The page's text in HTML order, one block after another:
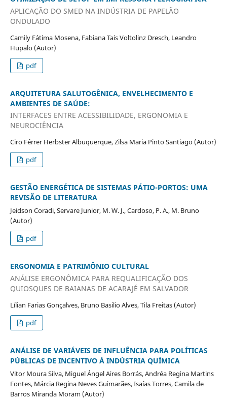
APLICAÇÃO DO SMED NA INDÚSTRIA DE PAPELÃO
ONDULADO
Camily Fátima Mosena, Fabiana Tais Voltolinz Dresch, Leandro
Hupalo (Autor)
pdf
ARQUITETURA SALUTOGÊNICA, ENVELHECIMENTO E
AMBIENTES DE SAÚDE:
INTERFACES ENTRE ACESSIBILIDADE, ERGONOMIA E
NEUROCIÊNCIA
Ciro Férrer Herbster Albuquerque, Zilsa Maria Pinto Santiago (Autor)
pdf
GESTÃO ENERGÉTICA DE SISTEMAS PÁTIO-PORTOS: UMA
REVISÃO DE LITERATURA
Jeidson Coradi, Servare Junior, M. W. J., Cardoso, P. A., M. Bruno
(Autor)
pdf
ERGONOMIA E PATRIMÔNIO CULTURAL
ANÁLISE ERGONÔMICA PARA REQUALIFICAÇÃO DOS
QUIOSQUES DE BAIANAS DE ACARAJÉ EM SALVADOR
Lílian Farias Gonçalves, Bruno Basilio Alves, Tila Freitas (Autor)
pdf
ANÁLISE DE VARIÁVEIS DE INFLUÊNCIA PARA POLÍTICAS
PÚBLICAS DE INCENTIVO À INDÚSTRIA QUÍMICA
Vitor Moura Silva, Miguel Ángel Aires Borrás, Andréa Regina Martins
Fontes, Márcia Regina Neves Guimarães, Isaías Torres, Camila de
Barros Miranda Moram (Autor)